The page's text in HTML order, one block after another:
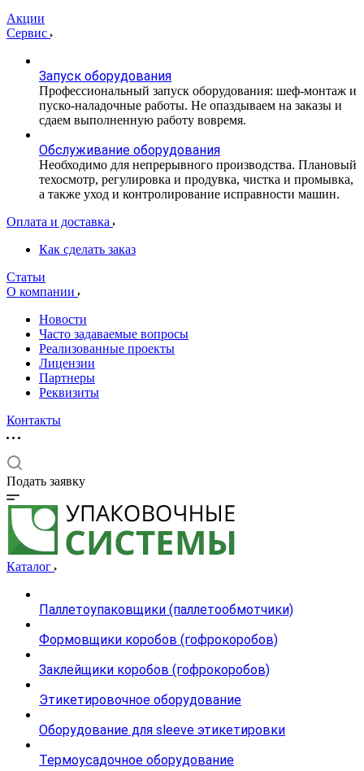
Акции
Сервис
Запуск оборудования
Профессиональный запуск оборудования: шеф-монтаж и
пуско-наладочные работы. Не опаздываем на заказы и
сдаем выполненную работу вовремя.
Обслуживание оборудования
Необходимо для непрерывного производства. Плановый
техосмотр, регулировка и продувка, чистка и промывка,
а также уход и контролирование исправности машин.
Оплата и доставка
Как сделать заказ
Статьи
О компании
Новости
Часто задаваемые вопросы
Реализованные проекты
Лицензии
Партнеры
Реквизиты
Контакты
Подать заявку
Каталог
Паллетоупаковщики (паллетообмотчики)
Формовщики коробов (гофрокоробов)
Заклейщики коробов (гофрокоробов)
Этикетировочное оборудование
Оборудование для sleeve этикетировки
Термоусадочное оборудование